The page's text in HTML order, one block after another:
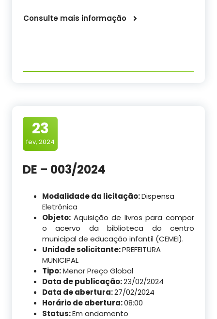
Consulte mais informação
23
fev, 2024
DE – 003/2024
Modalidade da licitação:Dispensa
Eletrônica
Objeto: Aquisição de livros para compor
o acervo da biblioteca do centro
municipal de educação infantil (CEMEI).
Unidade solicitante:PREFEITURA
MUNICIPAL
Tipo:Menor Preço Global
Data de publicação:23/02/2024
Data de abertura:27/02/2024
Horário de abertura:08:00
Status:Em andamento